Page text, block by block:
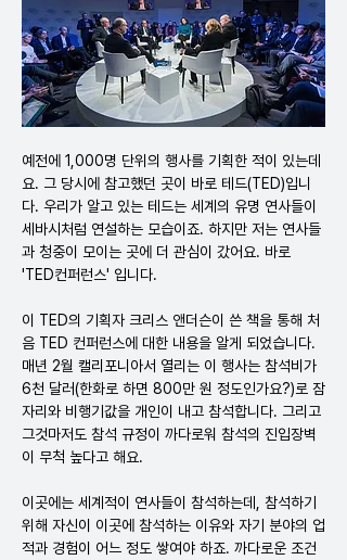
예전에 1,000명 단위의 행사를 기획한 적이 있는데
요. 그 당시에 참고했던 곳이 바로 테드(TED)입니
다. 우리가 알고 있는 테드는 세계의 유명 연사들이
세바시처럼 연설하는 모습이죠. 하지만 저는 연사들
과 청중이 모이는 곳에 더 관심이 갔어요. 바로
'TED컨퍼런스' 입니다.
이 TED의 기획자 크리스 앤더슨이 쓴 책을 통해 처
음 TED 컨퍼런스에 대한 내용을 알게 되었습니다.
매년 2월 캘리포니아서 열리는 이 행사는 참석비가
6천 달러(한화로 하면 800만 원 정도인가요?)로 잠
자리와 비행기값을 개인이 내고 참석합니다. 그리고
그것마저도 참석 규정이 까다로워 참석의 진입장벽
이 무척 높다고 해요.
이곳에는 세계적이 연사들이 참석하는데, 참석하기
위해 자신이 이곳에 참석하는 이유와 자기 분야의 업
적과 경험이 어느 정도 쌓여야 하죠. 까다로운 조건